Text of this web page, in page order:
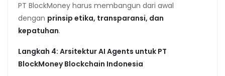
PT BlockMoney harus membangun dari awal
dengan prinsip etika, transparansi, dan
kepatuhan.
Langkah 4: Arsitektur AI Agents untuk PT
BlockMoney Blockchain Indonesia